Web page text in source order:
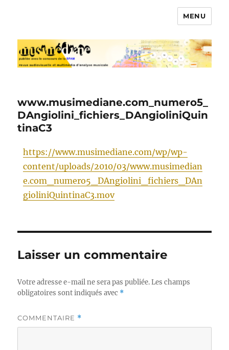
MENU
www.musimediane.com_numero5_
DAngiolini_fichiers_DAngioliniQuin
tinaC3
https://www.musimediane.com/wp/wp-
content/uploads/2010/03/www.musimedian
e.com_numero5_DAngiolini_fichiers_DAn
gioliniQuintinaC3.mov
Laisser un commentaire
Votre adresse e-mail ne sera pas publiée. Les champs
obligatoires sont indiqués avec *
COMMENTAIRE *